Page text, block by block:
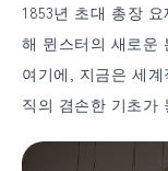
1853년 초대 총장
해 뮌스터의 새로운
여기에, 지금은 세
직의 겸손한 기초가